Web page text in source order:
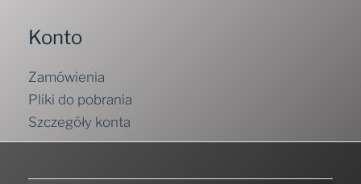
Konto
Zamówienia
Pliki do pobrania
Szczegóły konta